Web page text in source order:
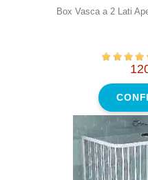
Box Vasca a 2 Lati